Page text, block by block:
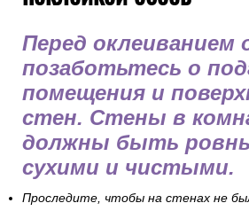
Перед оклеиванием
позаботьтесь о
помещения и
стен. Стены в
должны быть
сухими и чистыми.
Проследите, чтобы на стенах не